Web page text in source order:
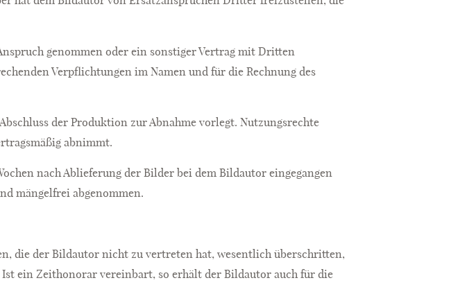
genommen oder ein sonstiger Vertrag mit Dritten
Verpflichtungen im Namen und für die Rechnung des
der Produktion zur Abnahme vorlegt. Nutzungsrechte
abnimmt.
nach Ablieferung der Bilder bei dem Bildautor eingegangen
mängelfrei abgenommen.
die der Bildautor nicht zu vertreten hat, wesentlich überschritten,
ein Zeithonorar vereinbart, so erhält der Bildautor auch für die